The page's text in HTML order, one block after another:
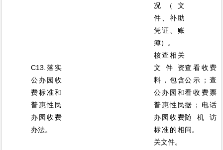
况（文
件、补助
凭证、账
簿）。
C13.落实
公办园收
费标准和
普惠性民
办园收费
办法。
核查相关
文件资
料，包含
公办园和
普惠性民
办园收费
标准的相
关文件。
查看收费
公示；查
看收费票
据；电话
随机访
问。